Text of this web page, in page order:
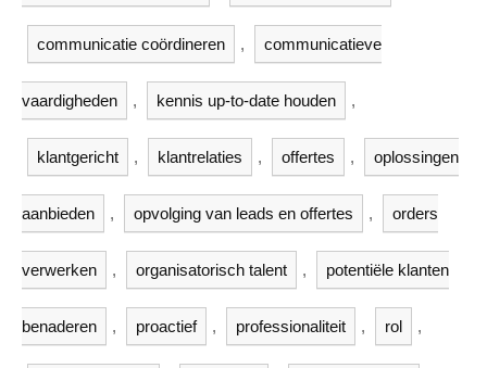
communicatie coördineren , communicatieve
vaardigheden , kennis up-to-date houden ,
klantgericht , klantrelaties , offertes , oplossingen
aanbieden , opvolging van leads en offertes , orders
verwerken , organisatorisch talent , potentiële klanten
benaderen , proactief , professionaliteit , rol ,